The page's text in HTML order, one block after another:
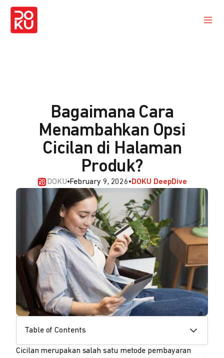
Bagaimana Cara
Menambahkan Opsi
Cicilan di Halaman
Produk?
DOKU•February 9, 2026•DOKU DeepDive
Table of Contents
Cicilan merupakan salah satu metode pembayaran